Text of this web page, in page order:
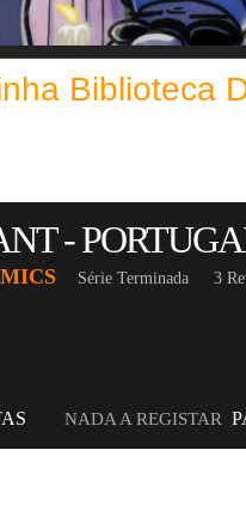
Biblioteca
-
Série Terminada 3
NADA A REGISTAR